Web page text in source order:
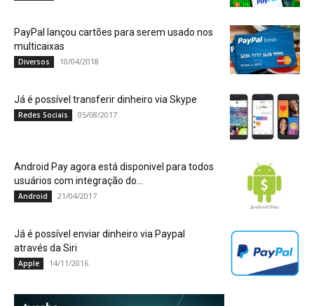
PayPal lançou cartões para serem usado nos
multicaixas
Diversos 10/04/2018
Já é possível transferir dinheiro via Skype
Redes Sociais 05/08/2017
Android Pay agora está disponivel para todos
usuários com integração do...
Android 21/04/2017
Já é possível enviar dinheiro via Paypal
através da Siri
Apple 14/11/2016